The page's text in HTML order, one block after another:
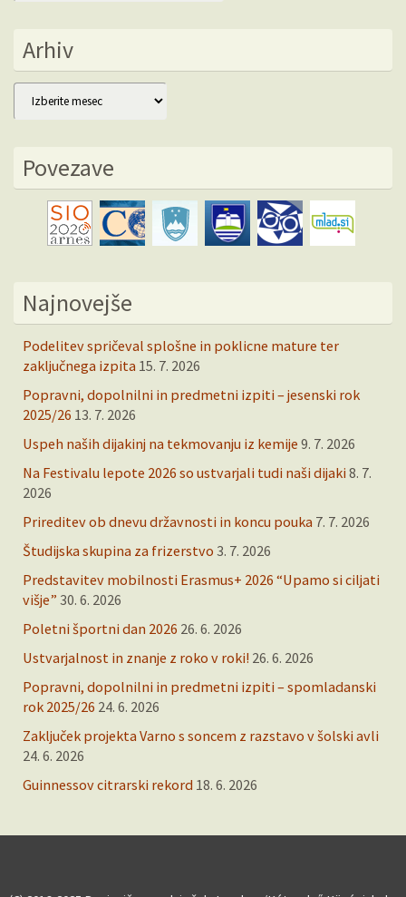
Arhiv
Arhiv
Povezave
Najnovejše
Podelitev spričeval splošne in poklicne mature ter
zaključnega izpita 15. 7. 2026
Popravni, dopolnilni in predmetni izpiti – jesenski rok
2025/26 13. 7. 2026
Uspeh naših dijakinj na tekmovanju iz kemije 9. 7. 2026
Na Festivalu lepote 2026 so ustvarjali tudi naši dijaki 8. 7.
2026
Prireditev ob dnevu državnosti in koncu pouka 7. 7. 2026
Študijska skupina za frizerstvo 3. 7. 2026
Predstavitev mobilnosti Erasmus+ 2026 “Upamo si ciljati
višje” 30. 6. 2026
Poletni športni dan 2026 26. 6. 2026
Ustvarjalnost in znanje z roko v roki! 26. 6. 2026
Popravni, dopolnilni in predmetni izpiti – spomladanski
rok 2025/26 24. 6. 2026
Zaključek projekta Varno s soncem z razstavo v šolski avli
24. 6. 2026
Guinnessov citrarski rekord 18. 6. 2026